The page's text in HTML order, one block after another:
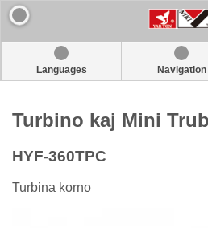
Languages Navigation
Turbino kaj Mini
HYF-360TPC
Turbina korno